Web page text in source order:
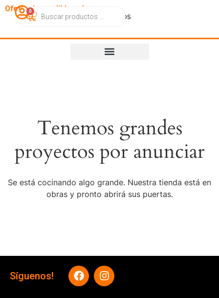
OfertasImperdibles.cl
CatálogoContactoNosotros
0
Tenemos grandes
proyectos por anunciar
Se está cocinando algo grande. Nuestra tienda está en
obras y pronto abrirá sus puertas.
Síguenos!